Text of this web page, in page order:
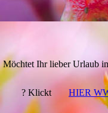
Möchtet Ihr lieber Urlaub
? Klickt HIER